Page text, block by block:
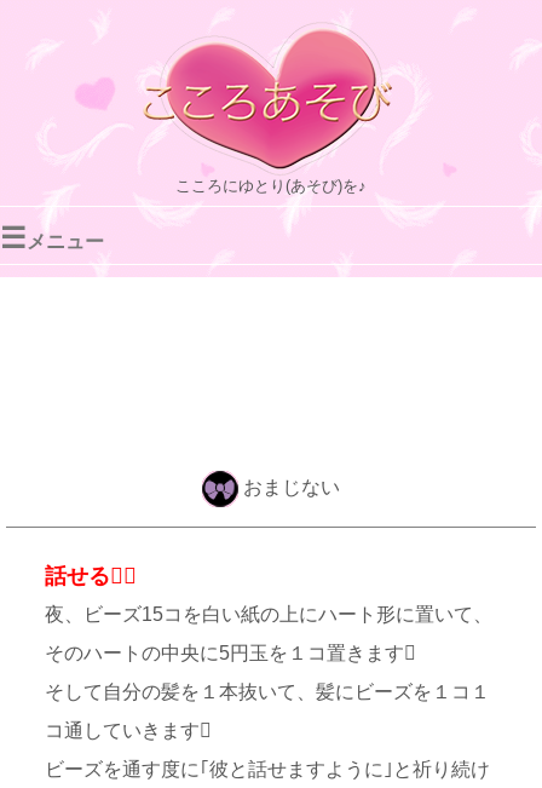
こころにゆとり(あそび)を♪
☰ メニュー
おまじない
話せる２
夜、ビーズ15コを白い紙の上にハート形に置いて、
そのハートの中央に5円玉を１コ置きます
そして自分の髪を１本抜いて、髪にビーズを１コ１
コ通していきます
ビーズを通す度に｢彼と話せますように｣と祈り続け